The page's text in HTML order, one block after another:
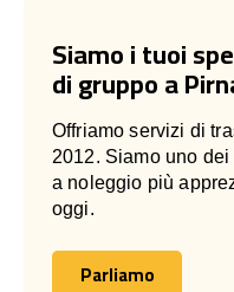
Siamo i tuoi
di gruppo a
Offriamo servizi di
2012. Siamo uno
a noleggio più
oggi.
Parliamo